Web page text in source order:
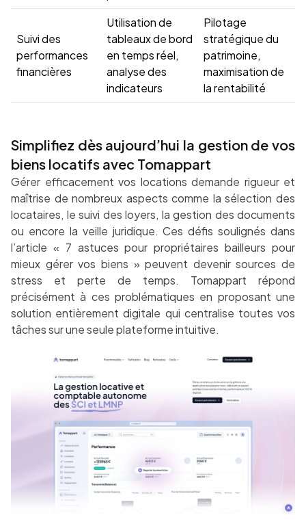
Suivi des
performances
financières
Utilisation de
tableaux de bord
en temps réel,
analyse des
indicateurs
Pilotage
stratégique du
patrimoine,
maximisation de
la rentabilité
Simplifiez dès aujourd’hui la gestion de vos
biens locatifs avec Tomappart
Gérer efficacement vos locations demande rigueur et
maîtrise de nombreux aspects comme la sélection des
locataires, le suivi des loyers, la gestion des documents
ou encore la veille juridique. Ces défis soulignés dans
l’article « 7 astuces pour propriétaires bailleurs pour
mieux gérer vos biens » peuvent devenir sources de
stress et perte de temps. Tomappart répond
précisément à ces problématiques en proposant une
solution entièrement digitale qui centralise toutes vos
tâches sur une seule plateforme intuitive.